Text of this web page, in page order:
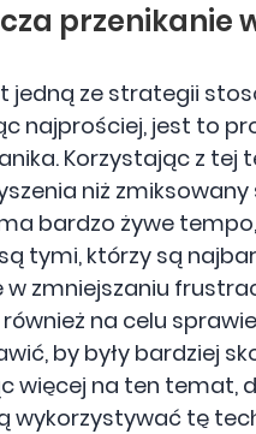
przenikanie
jedną ze strategii
najprościej, jest to
Korzystając z tej
niż
bardzo żywe
tymi, którzy są
zmniejszaniu
na celu
by były bardziej
więcej na ten temat,
wykorzystywać tę